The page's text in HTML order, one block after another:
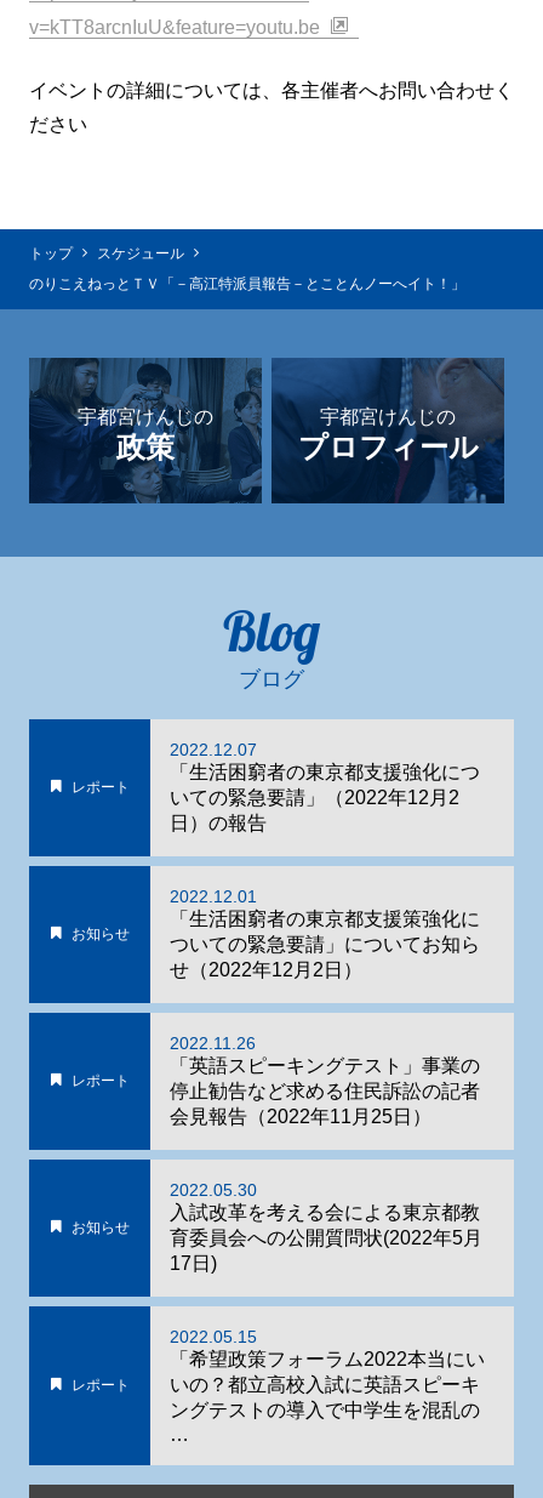
v=kTT8arcnIuU&feature=youtu.be
イベントの詳細については、各主催者へお問い合わせく
ださい
トップ
スケジュール
のりこえねっとＴＶ「－高江特派員報告－とことんノーへイト！」
宇都宮けんじの
政策
宇都宮けんじの
プロフィール
Blog
ブログ
レポート
2022.12.07
「生活困窮者の東京都支援強化につ
いての緊急要請」（2022年12月2
日）の報告
お知らせ
2022.12.01
「生活困窮者の東京都支援策強化に
ついての緊急要請」についてお知ら
せ（2022年12月2日）
レポート
2022.11.26
「英語スピーキングテスト」事業の
停止勧告など求める住民訴訟の記者
会見報告（2022年11月25日）
お知らせ
2022.05.30
入試改革を考える会による東京都教
育委員会への公開質問状(2022年5月
17日)
レポート
2022.05.15
「希望政策フォーラム2022本当にい
いの？都立高校入試に英語スピーキ
ングテストの導入で中学生を混乱の
…